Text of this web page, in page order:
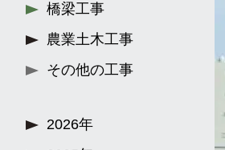
橋梁工事
農業土木工事
その他の工事
2026年